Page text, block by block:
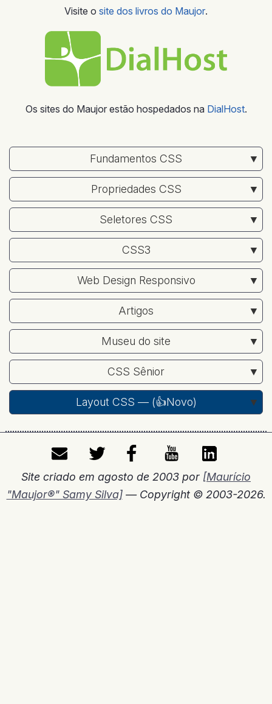
Visite o site dos livros do Maujor.
Os sites do Maujor estão hospedados na DialHost.
Fundamentos CSS
Propriedades CSS
Seletores CSS
CSS3
Web Design Responsivo
Artigos
Museu do site
CSS Sênior
Layout CSS — (👍Novo)
Site criado em agosto de 2003 por [Maurício
"Maujor®" Samy Silva]— Copyright © 2003-2026.